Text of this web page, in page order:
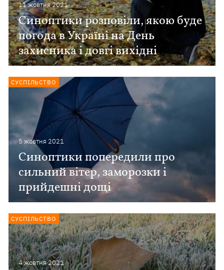
11 жовтня 2021
Синоптики розповіли, якою буде
погода в Україні на День
захисника і довгі вихідні
5 жовтня 2021
Синоптики попередили про
сильний вітер, заморозки і
прийдешні дощі
СУСПІЛЬСТВО
4 жовтня 2021
СУСПІЛЬСТВО